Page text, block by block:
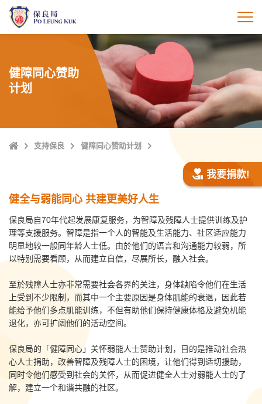
打
健障同心赞助
计划
Home支持保良 健障同心赞助计划
我要捐款!
健全与弱能同心 共建更美好人生
保良局自70年代起发展康复服务，为智障及残障人士提供训练及护
理等支援服务。智障是指一个人的智能及生活能力、社区适应能力
明显地较一般同年龄人士低。由於他们的语言和沟通能力较弱，所
以特别需要看顾，从而建立自信，尽展所长，融入社会。
至於残障人士亦非常需要社会各界的关注，身体缺陷令他们在生活
上受到不少限制，而其中一个主要原因是身体肌能的衰退，因此若
能给予他们多点肌能训练，不但有助他们保持健康体格及避免机能
退化，亦可扩阔他们的活动空间。
保良局的「健障同心」关怀弱能人士赞助计划，目的是推动社会热
心人士捐助，改善智障及残障人士的困境，让他们得到适切援助，
同时令他们感受到社会的关怀，从而促进健全人士对弱能人士的了
解，建立一个和谐共融的社区。